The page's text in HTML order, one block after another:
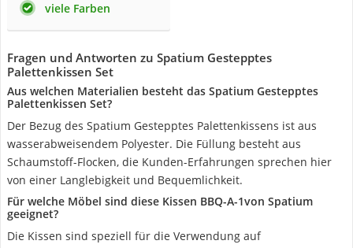
viele Farben
Fragen und Antworten zu Spatium Gestepptes
Palettenkissen Set
Aus welchen Materialien besteht das Spatium Gestepptes
Palettenkissen Set?
Der Bezug des Spatium Gestepptes Palettenkissens ist aus
wasserabweisendem Polyester. Die Füllung besteht aus
Schaumstoff-Flocken, die Kunden-Erfahrungen sprechen hier
von einer Langlebigkeit und Bequemlichkeit.
Für welche Möbel sind diese Kissen ‎BBQ-A-1von Spatium
geeignet?
Die Kissen sind speziell für die Verwendung auf